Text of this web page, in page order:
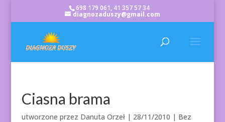
698 179 061, 41 357 57 34
diagnozaduszy@gmail.com
Ciasna brama
utworzone przez Danuta Orzeł| 28/11/2010 | Bez